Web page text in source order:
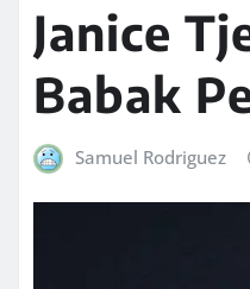
Janice
Babak
Samuel Rodriguez